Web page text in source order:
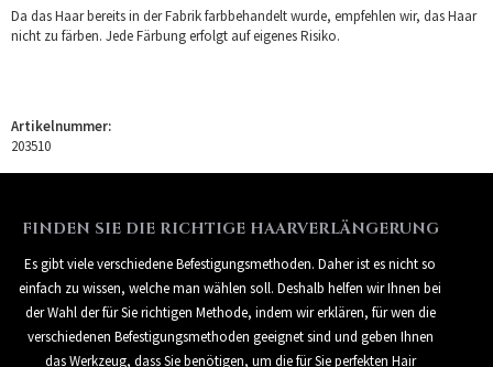
Da das Haar bereits in der Fabrik farbbehandelt wurde, empfehlen wir, das Haar
nicht zu färben. Jede Färbung erfolgt auf eigenes Risiko.
Artikelnummer:
203510
FINDEN SIE DIE RICHTIGE HAARVERLÄNGERUNG
Es gibt viele verschiedene Befestigungsmethoden. Daher ist es nicht so
einfach zu wissen, welche man wählen soll. Deshalb helfen wir Ihnen bei
der Wahl der für Sie richtigen Methode, indem wir erklären, für wen die
verschiedenen Befestigungsmethoden geeignet sind und geben Ihnen
das Werkzeug, dass Sie benötigen, um die für Sie perfekten Hair